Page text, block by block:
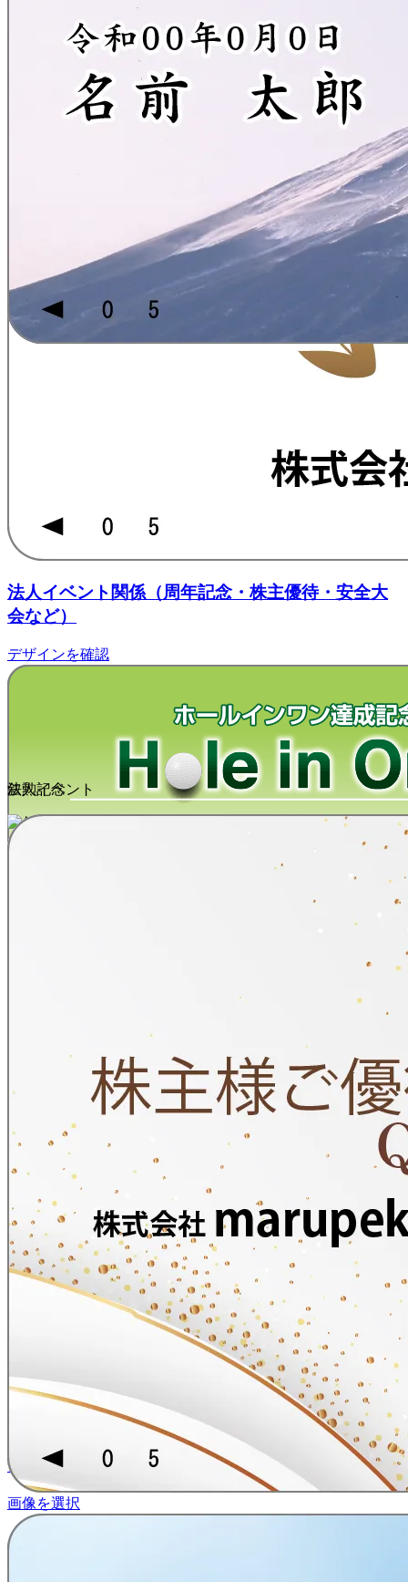
叙勲記念
法人イベント
法人イベント関係（周年記念・株主優待・安全大
会など）
デザインを確認
ホールインワン
デザインを確認
お値打ちシリーズ
デザインを確認
自由画像
画像を選択